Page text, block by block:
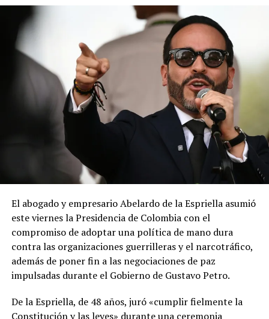
El abogado y empresario Abelardo de la Espriella asumió
este viernes la Presidencia de Colombia con el
compromiso de adoptar una política de mano dura
contra las organizaciones guerrilleras y el narcotráfico,
además de poner fin a las negociaciones de paz
impulsadas durante el Gobierno de Gustavo Petro.
De la Espriella, de 48 años, juró «cumplir fielmente la
Constitución y las leyes» durante una ceremonia